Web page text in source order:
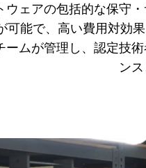
ウェアの包括的な保守
可能で、高い費用対効
ームが管理し、認定技
ン